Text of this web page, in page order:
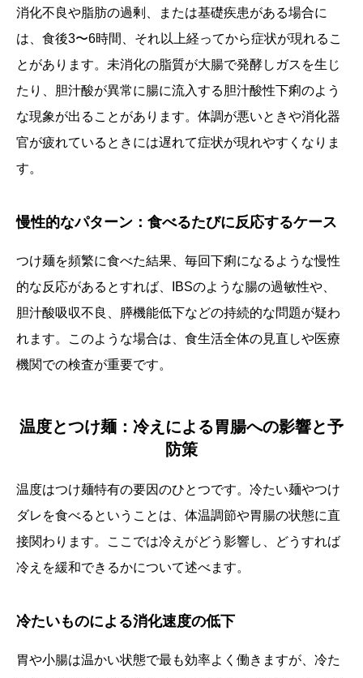
消化不良や脂肪の過剰、または基礎疾患がある場合に
は、食後3〜6時間、それ以上経ってから症状が現れるこ
とがあります。未消化の脂質が大腸で発酵しガスを生じ
たり、胆汁酸が異常に腸に流入する胆汁酸性下痢のよう
な現象が出ることがあります。体調が悪いときや消化器
官が疲れているときには遅れて症状が現れやすくなりま
す。
慢性的なパターン：食べるたびに反応するケース
つけ麺を頻繁に食べた結果、毎回下痢になるような慢性
的な反応があるとすれば、IBSのような腸の過敏性や、
胆汁酸吸収不良、膵機能低下などの持続的な問題が疑わ
れます。このような場合は、食生活全体の見直しや医療
機関での検査が重要です。
温度とつけ麺：冷えによる胃腸への影響と予
防策
温度はつけ麺特有の要因のひとつです。冷たい麺やつけ
ダレを食べるということは、体温調節や胃腸の状態に直
接関わります。ここでは冷えがどう影響し、どうすれば
冷えを緩和できるかについて述べます。
冷たいものによる消化速度の低下
胃や小腸は温かい状態で最も効率よく働きますが、冷た